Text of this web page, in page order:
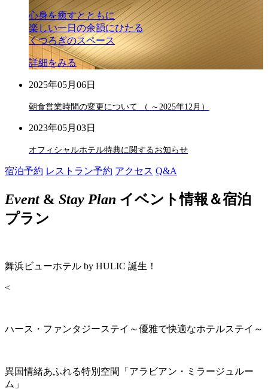
心身を癒すとともに
楽しい一日の余韻にひたる
くつろぎのスペース
詳細をみる
2025年05月06日
朝食営業時間の変更について （ ～2025年12月）
2023年05月03日
オフィシャルホテル特典に関するお知らせ
宿泊予約 レストラン予約 アクセス Q&A
Event& Stay Plan イベント情報＆宿泊
プラン
舞浜ビューホテル by HULIC 誕生！
<
ハース・ファンタジーステイ～優雅で快適なホテルステイ～
異国情緒あふれる特別空間「アラビアン・ミラージュルー
ム」